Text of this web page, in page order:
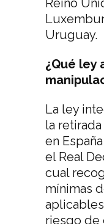
Reino
Uruguay.
¿Qué ley
La ley
la
en
el Real
cual
mínimas
riesgo de